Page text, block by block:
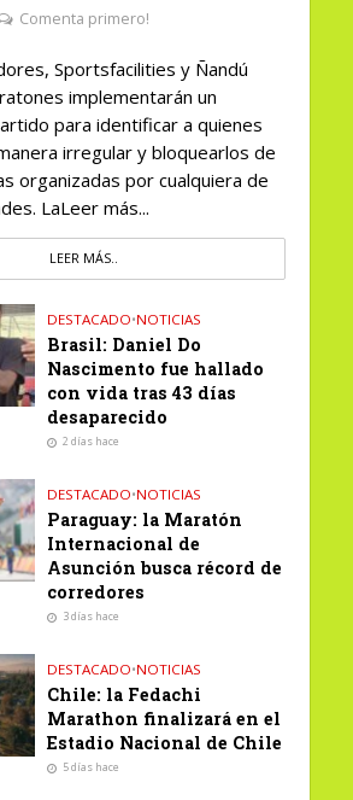
Comenta primero!
Sportsfacilities y Ñandú
implementarán un
para identificar a quienes
irregular y bloquearlos de
organizadas por cualquiera de
LaLeer más...
LEER MÁS..
DESTACADO•NOTICIAS
Brasil: Daniel Do
Nascimento fue hallado
con vida tras 43 días
desaparecido
2 días hace
DESTACADO•NOTICIAS
Paraguay: la Maratón
Internacional de
Asunción busca récord de
corredores
3 días hace
DESTACADO•NOTICIAS
Chile: la Fedachi
Marathon finalizará en el
Estadio Nacional de Chile
5 días hace